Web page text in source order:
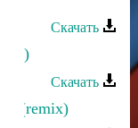
Скачать
Скачать
(remix)